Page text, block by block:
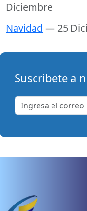
Diciembre
Navidad — 25
Suscribete a